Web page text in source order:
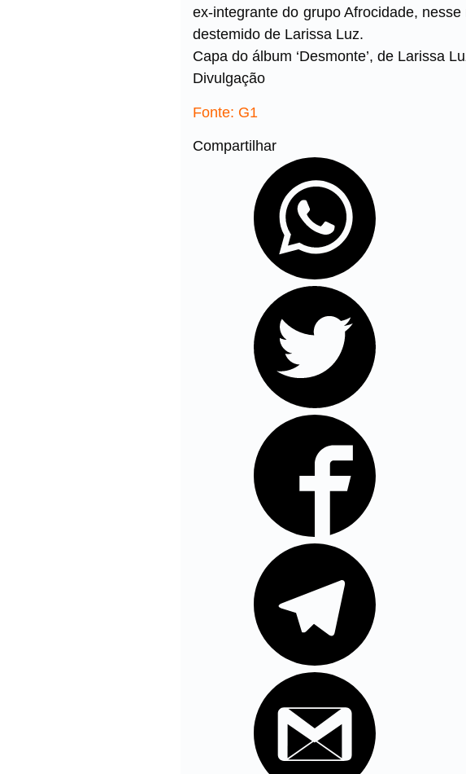
ex-integrante do grupo Afrocidade,
destemido de Larissa Luz.
Capa do álbum ‘Desmonte’, de Larissa
Divulgação
Fonte: G1
Compartilhar